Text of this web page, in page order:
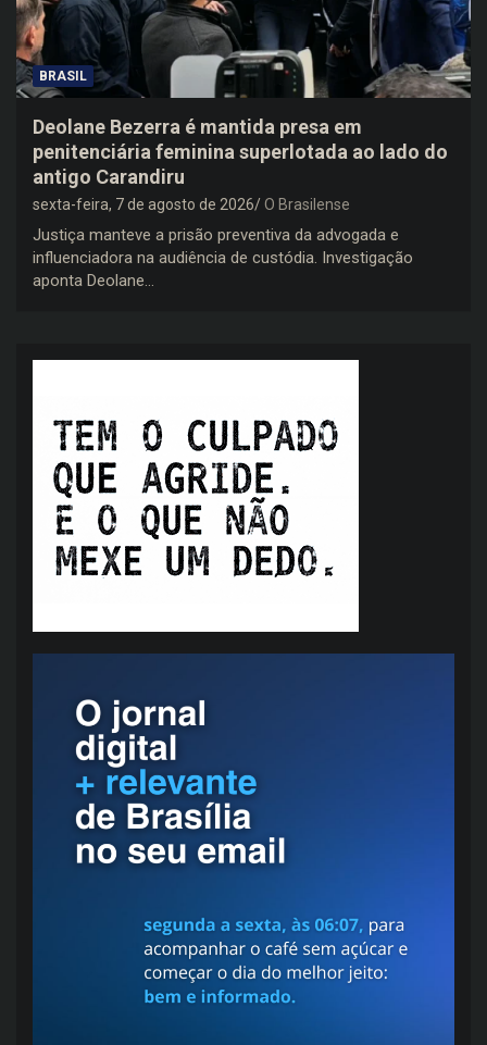
BRASIL
Deolane Bezerra é mantida presa em
penitenciária feminina superlotada ao lado do
antigo Carandiru
sexta-feira, 7 de agosto de 2026 O Brasilense
Justiça manteve a prisão preventiva da advogada e
influenciadora na audiência de custódia. Investigação
aponta Deolane…